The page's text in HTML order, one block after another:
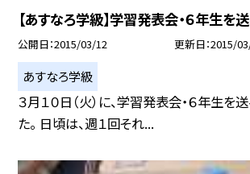
【あすなろ学級】学習発表会・６年生を
公開日 2015/03/12 更新日 2015/
あすなろ学級
３月１０日（火）に、学習発表会・６年生を
た。 日頃は、週１回それ...